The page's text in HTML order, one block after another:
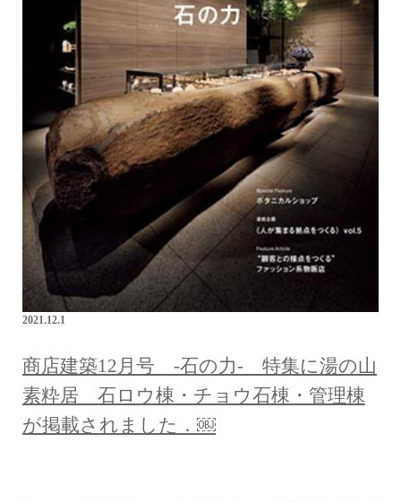
2021.12.1
商店建築12月号 -石の力- 特集に湯の山
素粋居 石ロウ棟・チョウ石棟・管理棟
が掲載されました．￼